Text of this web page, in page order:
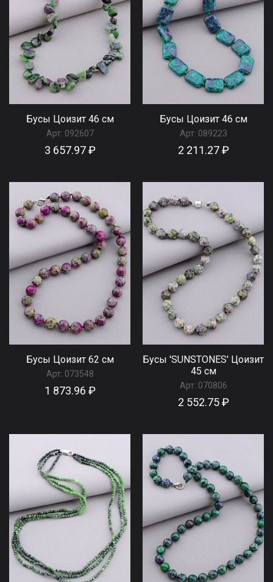
Бусы Цоизит 46 см
Арт: 092607
3 657.97 ₽
Бусы Цоизит 46 см
Арт: 089223
2 211.27 ₽
Бусы Цоизит 62 см
Арт: 073548
1 873.96 ₽
Бусы 'SUNSTONES' Цоизит
45 см
Арт: 070806
2 552.75 ₽